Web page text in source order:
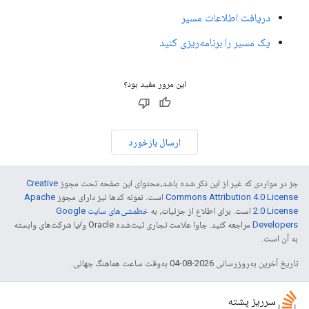
دریافت اطلاعات مسیر
یک مسیر را برنامه‌ریزی کنید
این مرور مفید بود؟
ارسال بازخورد
جز در مواردی که غیر از این ذکر شده باشد،‌محتوای این صفحه تحت مجوز Creative
Commons Attribution 4.0 License است. نمونه کدها نیز دارای مجوز Apache
2.0 License است. برای اطلاع از جزئیات، به
خطمشی‌های سایت Google
Developers‏
مراجعه کنید. جاوا علامت تجاری ثبت‌شده Oracle و/یا شرکت‌های وابسته
به آن است.
تاریخ آخرین به‌روزرسانی 2026-08-04 به‌وقت ساعت هماهنگ جهانی.
سرریز پشته